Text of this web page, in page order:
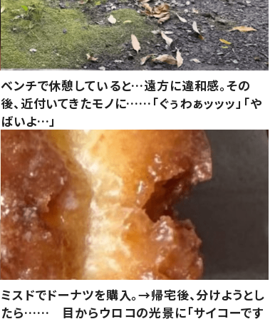
ベンチで休憩していると…遠方に違和感。その
後、近付いてきたモノに……「ぐぅわぁッッッ」「や
ばいよ…」
ミスドでドーナツを購入。→帰宅後、分けようとし
たら…… 目からウロコの光景に「サイコーです